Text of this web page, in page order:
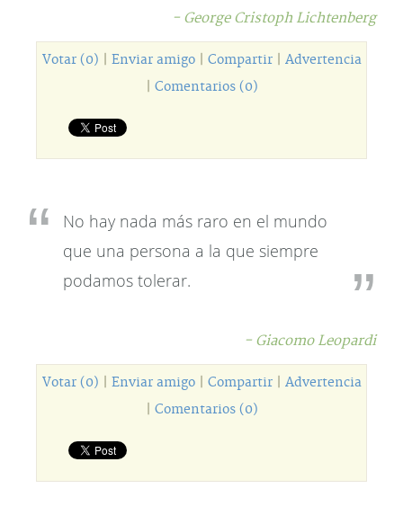
- George Cristoph Lichtenberg
Votar (0) Enviar amigo| Compartir| Advertencia
Comentarios (0)
No hay nada más raro en el mundo
que una persona a la que siempre
podamos tolerar.
- Giacomo Leopardi
Votar (0) Enviar amigo| Compartir| Advertencia
Comentarios (0)